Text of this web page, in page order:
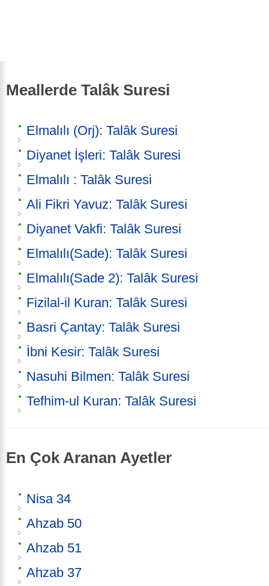
Meallerde Talâk Suresi
Elmalılı (Orj): Talâk Suresi
Diyanet İşleri: Talâk Suresi
Elmalılı : Talâk Suresi
Ali Fikri Yavuz: Talâk Suresi
Diyanet Vakfi: Talâk Suresi
Elmalılı(Sade): Talâk Suresi
Elmalılı(Sade 2): Talâk Suresi
Fizilal-il Kuran: Talâk Suresi
Basri Çantay: Talâk Suresi
İbni Kesir: Talâk Suresi
Nasuhi Bilmen: Talâk Suresi
Tefhim-ul Kuran: Talâk Suresi
En Çok Aranan Ayetler
Nisa 34
Ahzab 50
Ahzab 51
Ahzab 37